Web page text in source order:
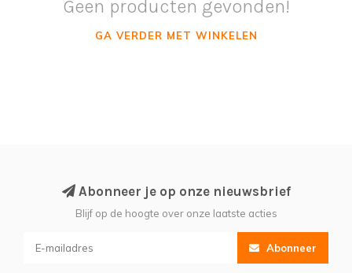
Geen producten gevonden!
GA VERDER MET WINKELEN
Abonneer je op onze nieuwsbrief
Blijf op de hoogte over onze laatste acties
Abonneer